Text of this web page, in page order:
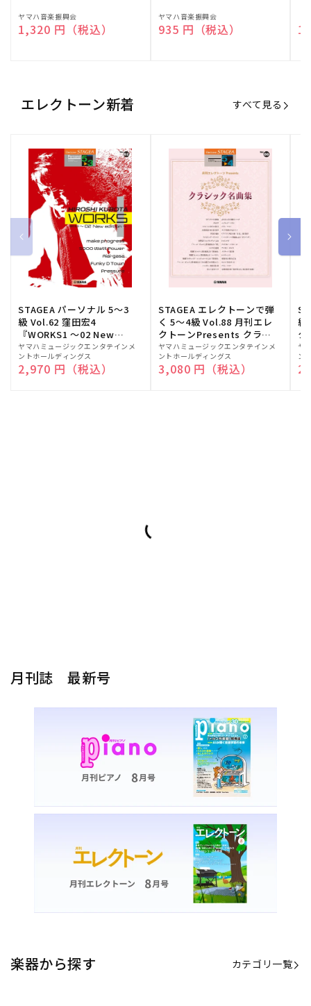
販
売
ヤマハ音楽振興会
通常価格
1,320 円（税込）
販
売
ヤマハ音楽振興会
通常価格
935 円（税込）
売
エレクトーン新着 すべて見る
STAGEA パーソナル 5～3
級 Vol.62 窪田宏4
『WORKS1 ～02 New
edition～』
販
売
元:
ヤマハミュージックエンタテインメ
ントホールディングス
通常価格
2,970 円（税込）
STAGEA エレクトーンで弾
く 5～4級 Vol.88 月刊エレ
クトーンPresents クラシ
ック名曲集
販
売
元:
ヤマハミュージックエンタテインメ
ントホールディングス
通常価格
3,080 円（税込）
級
ク
販
売
元:
ヤ
ン
月刊誌 最新号
楽器から探す カテゴリ一覧